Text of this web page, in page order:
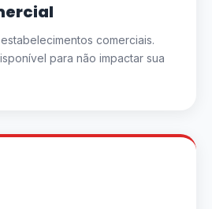
comerciais.
para não impactar sua